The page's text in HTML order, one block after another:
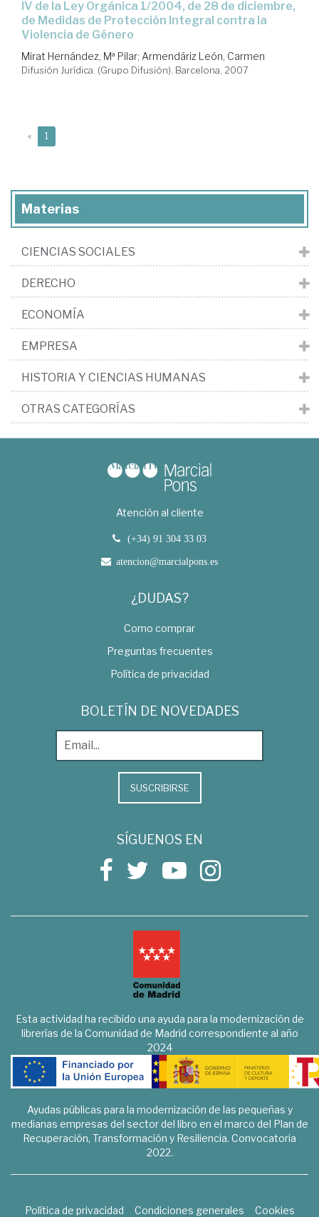
IV de la Ley Orgánica 1/2004, de 28 de diciembre,
de Medidas de Protección Integral contra la
Violencia de Género
Mirat Hernández, Mª Pilar; Armendáriz León, Carmen
Difusión Jurídica. (Grupo Difusión). Barcelona, 2007
« 1
Materias
CIENCIAS SOCIALES
DERECHO
ECONOMÍA
EMPRESA
HISTORIA Y CIENCIAS HUMANAS
OTRAS CATEGORÍAS
Atención al cliente
(+34) 91 304 33 03
atencion@marcialpons.es
¿DUDAS?
Como comprar
Preguntas frecuentes
Política de privacidad
BOLETÍN DE NOVEDADES
SUSCRIBIRSE
SÍGUENOS EN
Esta actividad ha recibido una ayuda para la modernización de
librerías de la Comunidad de Madrid correspondiente al año
2024
Ayudas públicas para la modernización de las pequeñas y
medianas empresas del sector del libro en el marco del Plan de
Recuperación, Transformación y Resiliencia. Convocatoria
2022.
Política de privacidad Condiciones generales
Cookies